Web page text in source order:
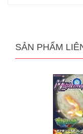
SẢN PHẨM